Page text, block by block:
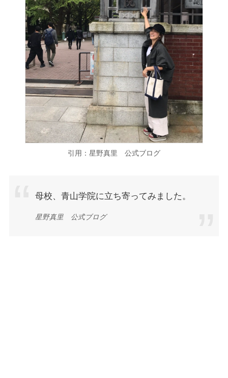
引用：星野真里 公式ブログ
母校、青山学院に立ち寄ってみました。
星野真里 公式ブログ